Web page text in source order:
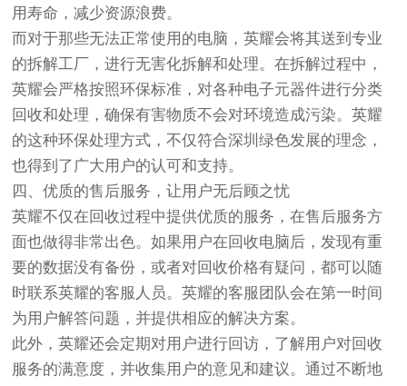
用寿命，减少资源浪费。
而对于那些无法正常使用的电脑，英耀会将其送到专业
的拆解工厂，进行无害化拆解和处理。在拆解过程中，
英耀会严格按照环保标准，对各种电子元器件进行分类
回收和处理，确保有害物质不会对环境造成污染。英耀
的这种环保处理方式，不仅符合深圳绿色发展的理念，
也得到了广大用户的认可和支持。
四、优质的售后服务，让用户无后顾之忧
英耀不仅在回收过程中提供优质的服务，在售后服务方
面也做得非常出色。如果用户在回收电脑后，发现有重
要的数据没有备份，或者对回收价格有疑问，都可以随
时联系英耀的客服人员。英耀的客服团队会在第一时间
为用户解答问题，并提供相应的解决方案。
此外，英耀还会定期对用户进行回访，了解用户对回收
服务的满意度，并收集用户的意见和建议。通过不断地